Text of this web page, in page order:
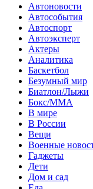
Автоновости
Автособытия
Автоспорт
Автоэксперт
Актеры
Аналитика
Баскетбол
Безумный мир
Биатлон/Лыжи
Бокс/MMA
В мире
В России
Вещи
Военные
Гаджеты
Дети
Дом и сад